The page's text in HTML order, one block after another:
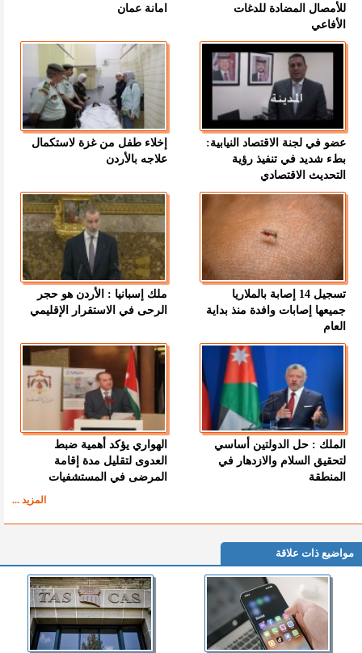
للأمصال المضادة للدغات
الأفاعي
امانة عمان
عضو في لجنة الاقتصاد النيابية:
بطء شديد في تنفيذ رؤية
التحديث الاقتصادي
إخلاء طفل من غزة لاستكمال
علاجه بالأردن
تسجيل 14 إصابة بالملاريا
جميعها إصابات وافدة منذ بداية
العام
ملك إسبانيا : الأردن هو حجر
الرحى في الاستقرار الإقليمي
الملك : حل الدولتين أساسي
لتحقيق السلام والازدهار في
المنطقة
الهواري يؤكد أهمية ضبط
العدوى لتقليل مدة إقامة
المرضى في المستشفيات
المزيد ...
مواضيع ذات علاقة